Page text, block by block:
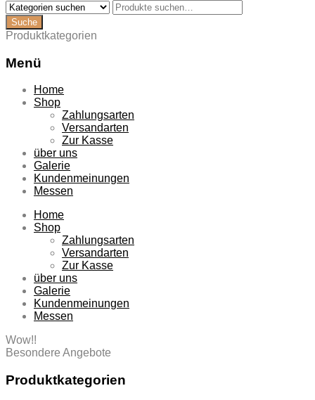
Produktkategorien
Menü
Zum
Inhalt
Home
Shop
Zahlungsarten
Versandarten
Zur Kasse
über uns
Galerie
Kundenmeinungen
Messen
Home
Shop
Zahlungsarten
Versandarten
Zur Kasse
über uns
Galerie
Kundenmeinungen
Messen
Wow!!
Besondere Angebote
Produktkategorien